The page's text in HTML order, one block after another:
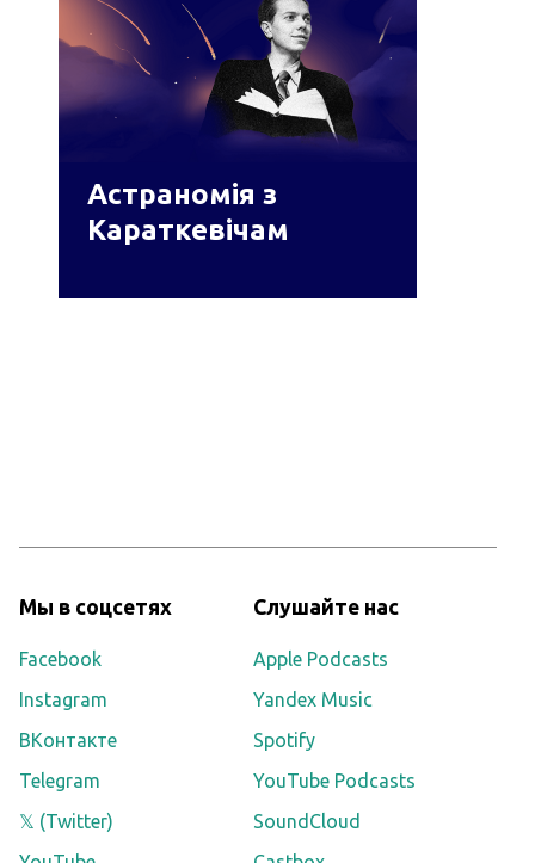
Астраномія з
Караткевічам
Мы в соцсетях
Facebook
Instagram
ВКонтакте
Telegram
𝕏 (Twitter)
Слушайте нас
Apple Podcasts
Yandex Music
Spotify
YouTube Podcasts
SoundCloud